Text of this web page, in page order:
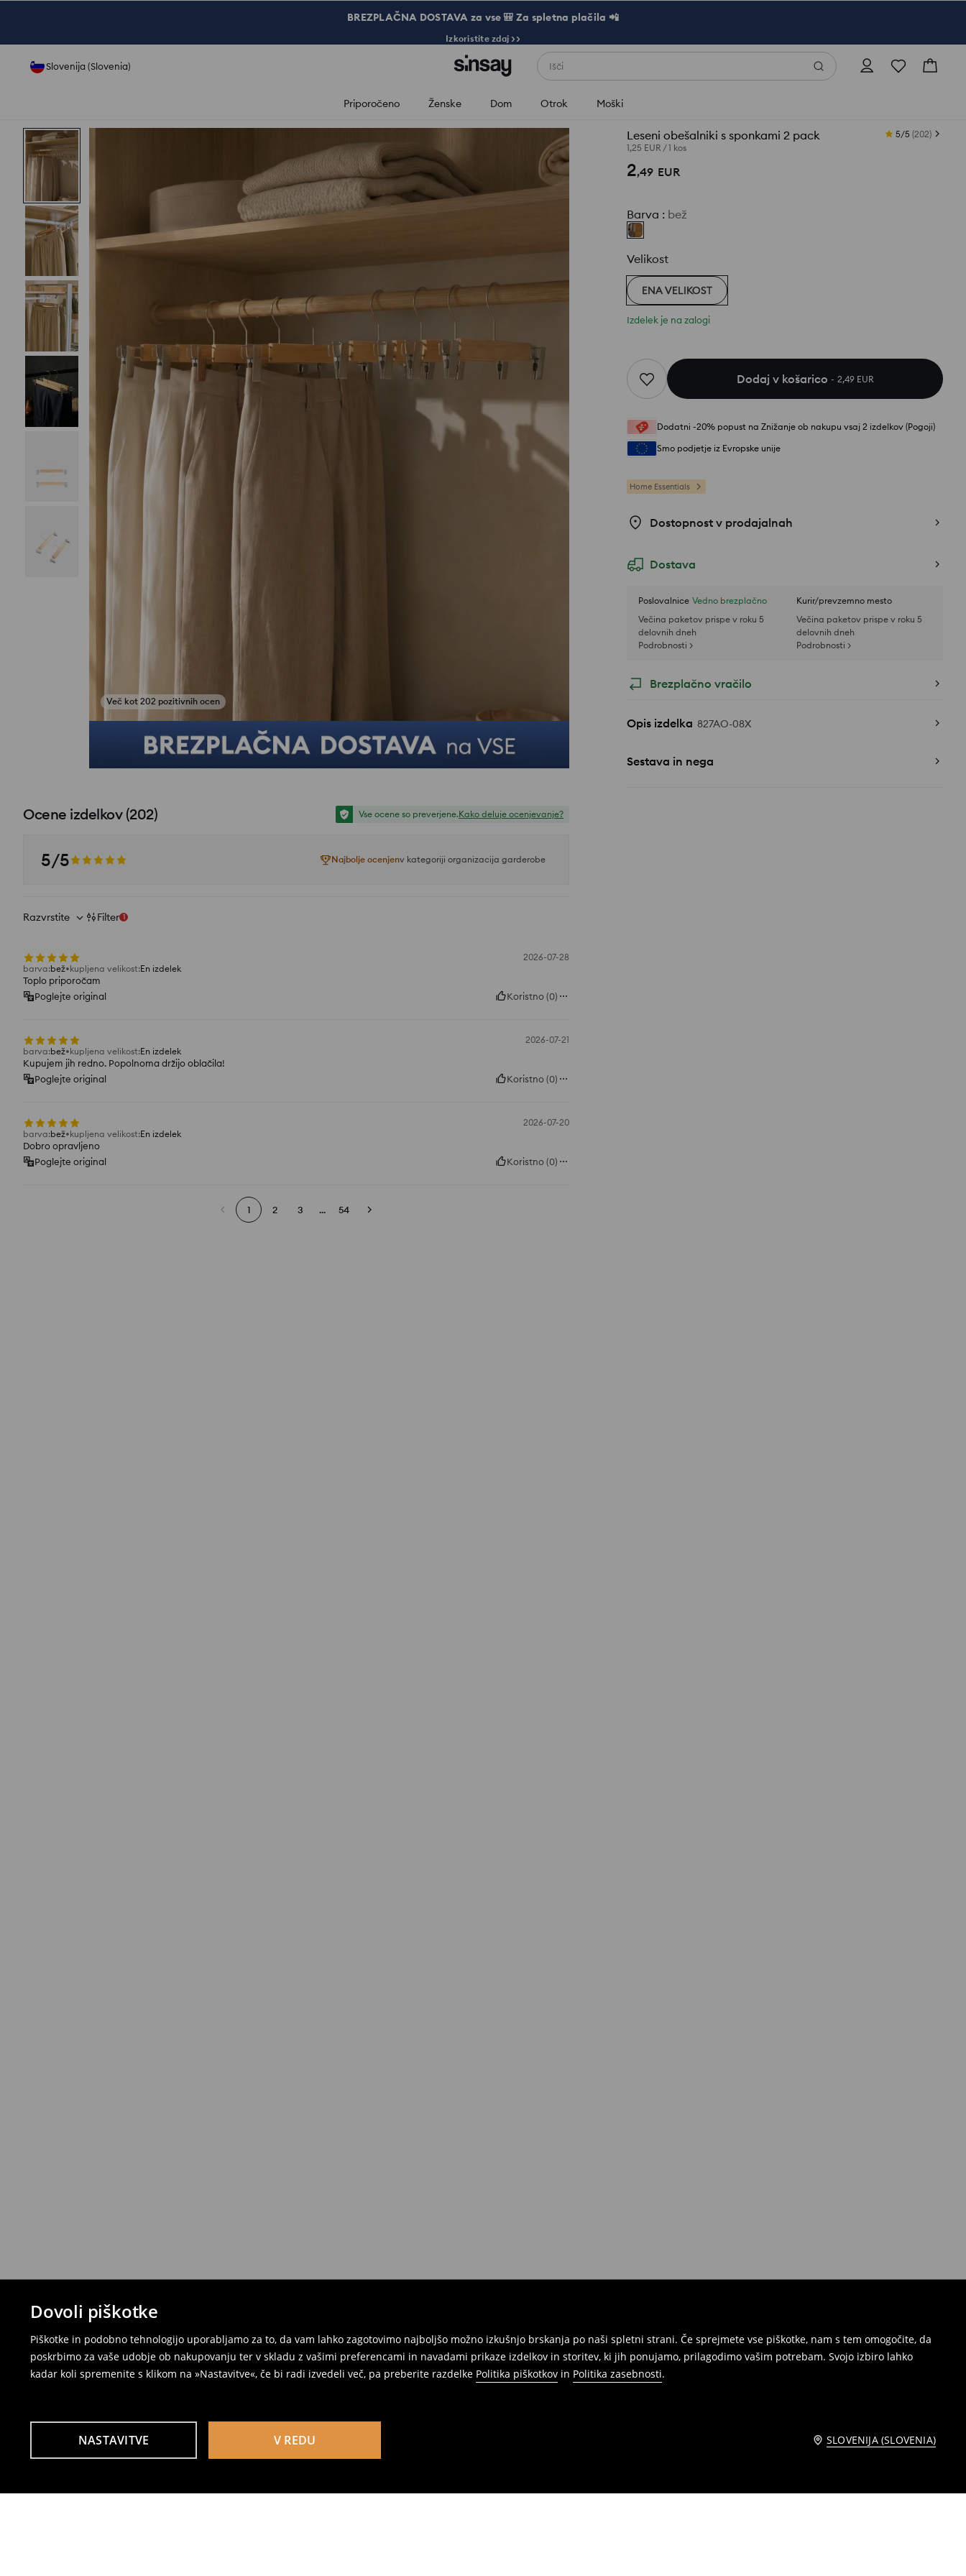
Dovoli piškotke
Piškotke in podobno tehnologijo uporabljamo za to, da vam lahko zagotovimo najboljšo možno izkušnjo brskanja po naši spletni strani. Če sprejmete vse piškotke, nam s tem omogočite, da
poskrbimo za vaše udobje ob nakupovanju ter v skladu z vašimi preferencami in navadami prikaze izdelkov in storitev, ki jih ponujamo, prilagodimo vašim potrebam. Svojo izbiro lahko
kadar koli spremenite s klikom na »Nastavitve«, če bi radi izvedeli več, pa preberite razdelke Politika piškotkov in Politika zasebnosti.
NASTAVITVE V REDU SLOVENIJA (SLOVENIA)
BREZPLAČNA DOSTAVA za vse 🎒 Za spletna plačila 📲
Izkoristite zdaj >>
Slovenija (Slovenia) Išči
Priporočeno Ženske Dom Otrok Moški
Leseni obešalniki s sponkami 2 pack
1,25 EUR /1 kos
5/5 (202)
2,49 EUR
Barva : bež
Velikost
ENA VELIKOST
Izdelek je na zalogi
Dodaj v košarico 2,49 EUR
Dodatni -20% popust na Znižanje ob nakupu vsaj 2 izdelkov (Pogoji)
Smo podjetje iz Evropske unije
Home Essentials
Dostopnost v prodajalnah
Dostava
Poslovalnice Vedno brezplačno
Večina paketov prispe v roku 5
delovnih dneh
Podrobnosti >
Kurir/prevzemno mesto
Večina paketov prispe v roku 5
delovnih dneh
Podrobnosti >
Brezplačno vračilo
Opis izdelka 827AO-08X
Sestava in nega
Več kot 202 pozitivnih ocen
Poglej fotografije iz ocen
Ocene izdelkov(202) Vse ocene so preverjene.Kako deluje ocenjevanje?
5/5 Najbolje ocenjenv kategoriji organizacija garderobe
Razvrstite Filter 1
2026-07-28
barva:bež kupljena velikost:En izdelek
Toplo priporočam
Poglejte original
Koristno(0)
2026-07-21
barva:bež kupljena velikost:En izdelek
Kupujem jih redno. Popolnoma držijo oblačila!
Poglejte original
Koristno(0)
2026-07-20
barva:bež kupljena velikost:En izdelek
Dobro opravljeno
Poglejte original
Koristno(0)
1 2 3 ... 54